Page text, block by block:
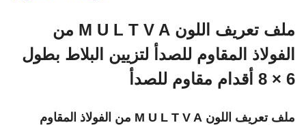
ملف تعريف اللون M U L T V A من
الفولاذ المقاوم للصدأ لتزيين البلاط بطول
6 × 8 أقدام مقاوم للصدأ
ملف تعريف اللون M U L T V A من الفولاذ المقاوم